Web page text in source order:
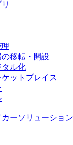
移転・開設
タル化
ットプレイス
ーソリューション